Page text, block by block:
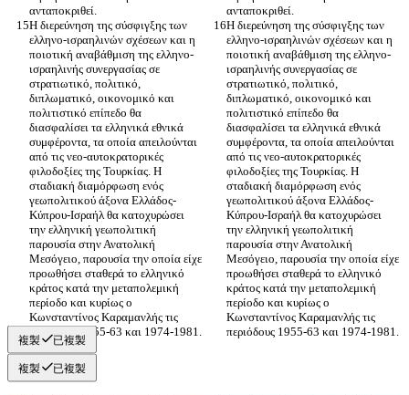
Η διερεύνηση της σύσφιγξης των
ελληνο-ισραηλινών σχέσεων και η
ποιοτική αναβάθμιση της ελληνο-
ισραηλινής συνεργασίας σε
στρατιωτικό, πολιτικό,
διπλωματικό, οικονομικό και
πολιτιστικό επίπεδο θα
διασφαλίσει τα ελληνικά εθνικά
συμφέροντα, τα οποία απειλούνται
από τις νεο-αυτοκρατορικές
φιλοδοξίες της Τουρκίας. Η
σταδιακή διαμόρφωση ενός
γεωπολιτικού άξονα Ελλάδος-
Κύπρου-Ισραήλ θα κατοχυρώσει
την ελληνική γεωπολιτική
παρουσία στην Ανατολική
Μεσόγειο, παρουσία την οποία είχε
προωθήσει σταθερά το ελληνικό
κράτος κατά την μεταπολεμική
περίοδο και κυρίως ο
Κωνσταντίνος Καραμανλής τις
Η διερεύνηση της σύσφιγξης των
ελληνο-ισραηλινών σχέσεων και η
ποιοτική αναβάθμιση της ελληνο-
ισραηλινής συνεργασίας σε
στρατιωτικό, πολιτικό,
διπλωματικό, οικονομικό και
πολιτιστικό επίπεδο θα
διασφαλίσει τα ελληνικά εθνικά
συμφέροντα, τα οποία απειλούνται
από τις νεο-αυτοκρατορικές
φιλοδοξίες της Τουρκίας. Η
σταδιακή διαμόρφωση ενός
γεωπολιτικού άξονα Ελλάδος-
Κύπρου-Ισραήλ θα κατοχυρώσει
την ελληνική γεωπολιτική
παρουσία στην Ανατολική
Μεσόγειο, παρουσία την οποία είχε
προωθήσει σταθερά το ελληνικό
κράτος κατά την μεταπολεμική
περίοδο και κυρίως ο
Κωνσταντίνος Καραμανλής τις
複製 已複製
複製 已複製